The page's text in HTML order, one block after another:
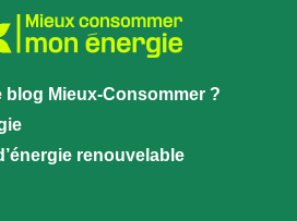
blog Mieux-Consommer ?
renouvelable